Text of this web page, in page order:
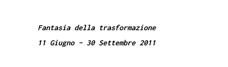
Fantasia della trasformazione
11 Giugno – 30 Settembre 2011